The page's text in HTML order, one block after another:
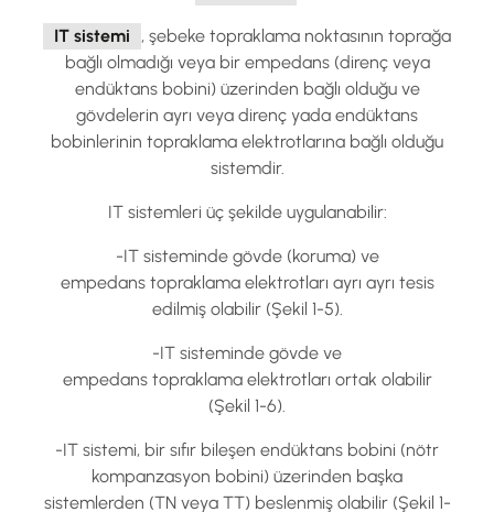
IT sistemi
, şebeke topraklama noktasının toprağa
bağlı olmadığı veya bir empedans (direnç veya
endüktans bobini) üzerinden bağlı olduğu ve
gövdelerin ayrı veya direnç yada endüktans
bobinlerinin topraklama elektrotlarına bağlı olduğu
sistemdir.
IT sistemleri üç şekilde uygulanabilir:
-IT sisteminde gövde (koruma) ve
empedans topraklama elektrotları ayrı ayrı tesis
edilmiş olabilir (Şekil 1-5).
-IT sisteminde gövde ve
empedans topraklama elektrotları ortak olabilir
(Şekil 1-6).
-IT sistemi, bir sıfır bileşen endüktans bobini (nötr
kompanzasyon bobini) üzerinden başka
sistemlerden (TN veya TT) beslenmiş olabilir (Şekil 1-